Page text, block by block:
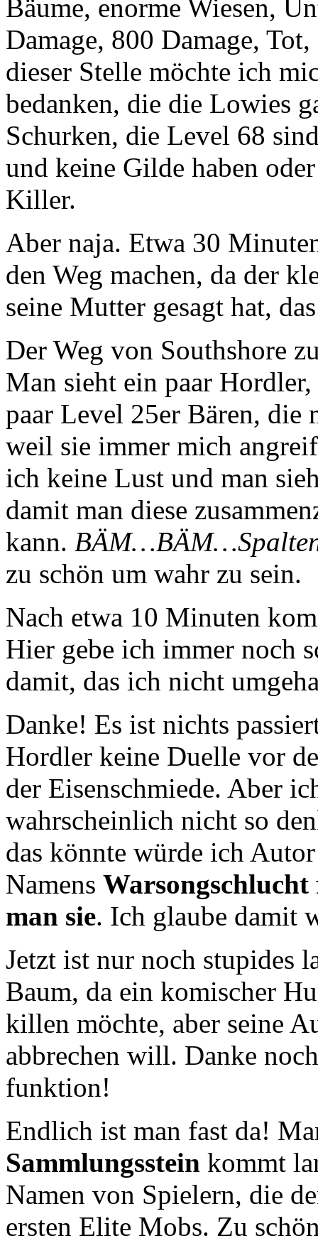
Bäume, enorme Wiesen,
Damage, 800 Damage,
dieser Stelle möchte ich
bedanken, die die Lowies
Schurken, die Level 68
und keine Gilde haben
Killer.
Aber naja. Etwa 30
den Weg machen, da der
seine Mutter gesagt hat,
Der Weg von Southshore
Man sieht ein paar
paar Level 25er Bären, die
weil sie immer mich
ich keine Lust und man
damit man diese
kann.
zu schön um wahr zu sein.
Nach etwa 10 Minuten
Hier gebe ich immer noch
damit, das ich nicht
Danke! Es ist nichts
Hordler keine Duelle vor
der Eisenschmiede. Aber
wahrscheinlich nicht so
das könnte würde ich
Namens
man sie. Ich glaube damit
Jetzt ist nur noch stupides
Baum, da ein komischer
killen möchte, aber seine
abbrechen will. Danke
funktion!
Endlich ist man fast da!
Sammlungsstein kommt
Namen von Spielern, die
ersten Elite Mobs. Zu